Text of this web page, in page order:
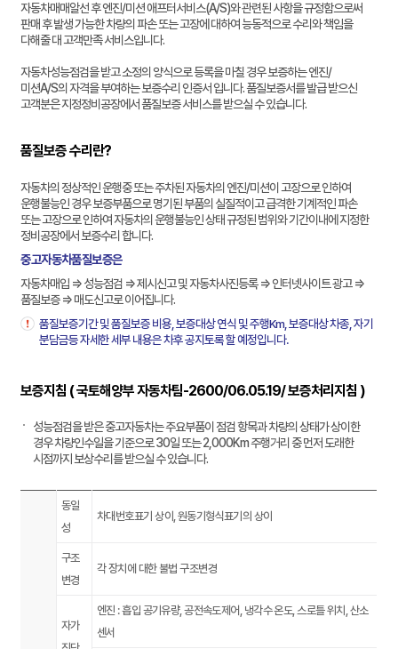
자동차매매알선 후 엔진/미션 애프터서비스(A/S)와 관련된 사항을 규정함으로써
판매 후 발생 가능한 차량의 파손 또는 고장에 대하여 능동적으로 수리와 책임을
다해줄 대 고객만족 서비스입니다.
자동차성능점검을 받고 소정의 양식으로 등록을 마칠 경우 보증하는 엔진/
미션A/S의 자격을 부여하는 보증수리 인증서 입니다. 품질보증서를 발급 받으신
고객분은 지정정비공장에서 품질보증 서비스를 받으실 수 있습니다.
품질보증 수리란?
자동차의 정상적인 운행중 또는 주차된 자동차의 엔진/미션이 고장으로 인하여
운행불능인 경우 보증부품으로 명기된 부품의 실질적이고 급격한 기계적인 파손
또는 고장으로 인하여 자동차의 운행불능인 상태 규정된 범위와 기간이내에 지정한
정비공장에서 보증수리 합니다.
중고자동차품질보증은
자동차매입 ⇒ 성능점검 ⇒ 제시신고 및 자동차사진등록 ⇒ 인터넷사이트 광고 ⇒
품질보증 ⇒ 매도신고로 이어집니다.
품질보증기간 및 품질보증 비용, 보증대상 연식 및 주행Km, 보증대상 차종, 자기
분담금등 자세한 세부 내용은 차후 공지토록 할 예정입니다.
보증지침 ( 국토해양부 자동차팀-2600/06.05.19/ 보증처리지침 )
성능점검을 받은 중고자동차는 주요부품이 점검 항목과 차량의 상태가 상이한
경우 차량인수일을 기준으로 30일 또는 2,000Km 주행거리 중 먼저 도래한
시점까지 보상수리를 받으실 수 있습니다.
동일
성
차대번호표기 상이, 원동기형식표기의 상이
구조
변경
각 장치에 대한 불법 구조변경
자가
엔진 : 흡입 공기유량, 공전속도제어, 냉각수 온도, 스로틀 위치, 산소
센서